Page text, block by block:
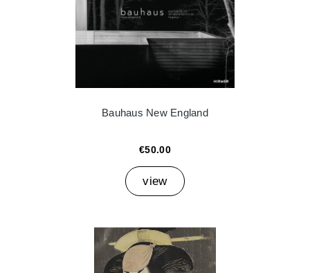
Bauhaus New England
€50.00
view